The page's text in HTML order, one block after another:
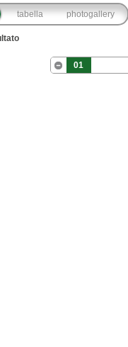
tabella photogallery
01